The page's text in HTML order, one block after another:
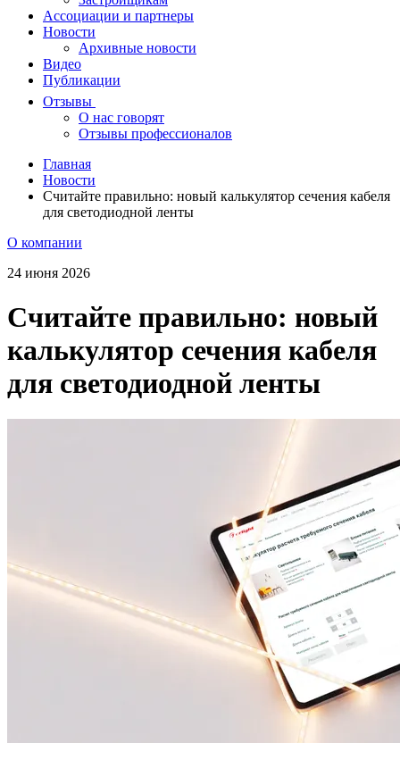
Ассоциации и партнеры
Новости
Архивные новости
Видео
Публикации
Отзывы
О нас говорят
Отзывы профессионалов
Главная
Новости
Считайте правильно: новый калькулятор сечения кабеля
для светодиодной ленты
О компании
24 июня 2026
Считайте правильно: новый
калькулятор сечения кабеля
для светодиодной ленты